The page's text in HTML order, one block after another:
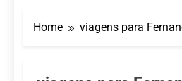
nos
7 De
atuação
Home viagens para